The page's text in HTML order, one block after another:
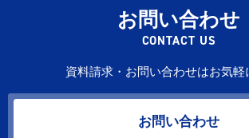
お問い合わせ
CONTACT US
資料請求・お問い合わせはお気軽
お問い合わせ